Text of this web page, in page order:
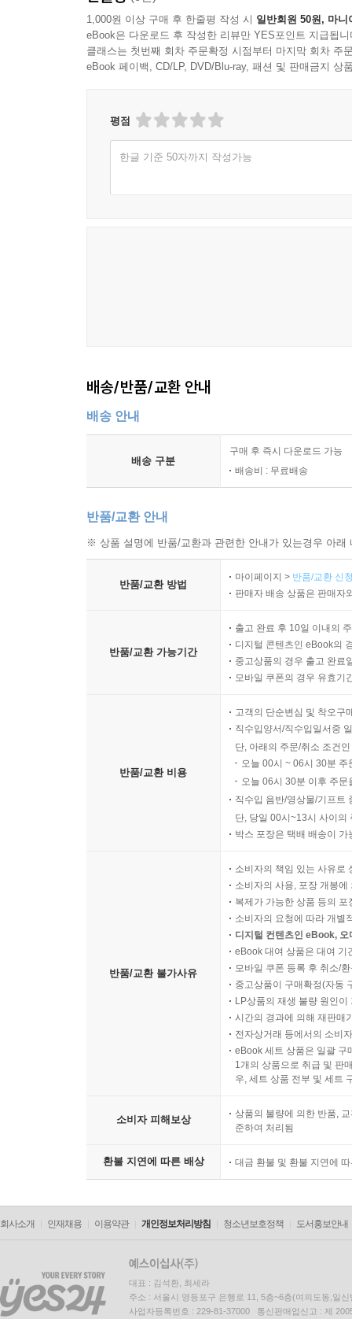
1,000원 이상 구매 후 한줄평 작성 시 일반회원 50원, 마니
eBook은 다운로드 후 작성한 리뷰만 YES포인트 지급됩니
클래스는 첫번째 회차 주문확정 시점부터 마지막 회차 주
eBook 페이백, CD/LP, DVD/Blu-ray, 패션 및 판매금지 상
평점
한글 기준 50자까지 작성가능
배송/반품/교환 안내
배송 안내
배송 구분
구매 후 즉시 다운로드 가능
배송비 : 무료배송
반품/교환 안내
※ 상품 설명에 반품/교환과 관련한 안내가 있는경우 아
반품/교환 방법
마이페이지 > 반품/교환 신
판매자 배송 상품은 판매자
반품/교환 가능기간
출고 완료 후 10일 이내의
디지털 콘텐츠인 eBook의
중고상품의 경우 출고 완료
모바일 쿠폰의 경우 유효기
반품/교환 비용
고객의 단순변심 및 착오구
직수입양서/직수입일서중
단, 아래의 주문/취소 조건
오늘 00시 ~ 06시 30분
오늘 06시 30분 이후 주
직수입 음반/영상물/기프트
단, 당일 00시~13시 사이의
박스 포장은 택배 배송이
반품/교환 불가사유
소비자의 책임 있는 사유로
소비자의 사용, 포장 개봉
복제가 가능한 상품 등의
소비자의 요청에 따라 개별
디지털 컨텐츠인 eBook,
eBook 대여 상품은 대여 기
모바일 쿠폰 등록 후 취소/
중고상품이 구매확정(자동
LP상품의 재생 불량 원인
시간의 경과에 의해 재판매
전자상거래 등에서의 소비
eBook 세트 상품은 일괄 구
1개의 상품으로 취급 및 판
우, 세트 상품 전부 및 세트
소비자 피해보상
상품의 불량에 의한 반품,
준하여 처리됨
환불 지연에 따른 배상 대금 환불 및 환불 지연에
회사소개 인재채용 이용약관 개인정보처리방침 청소년보호정책 도서홍보안내
대표 : 김석환, 최세라
주소 : 서울시 영등포구 은행로 11, 5층~6층(여의도동,일신
사업자등록번호 : 229-81-37000 통신판매업신고 : 제